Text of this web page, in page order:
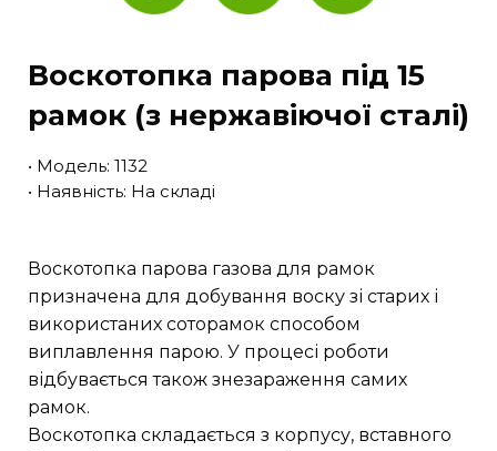
Воскотопка парова під 15
рамок (з нержавіючої сталі)
• Модель: 1132
• Наявність: На складі
Воскотопка парова газова для рамок
призначена для добування воску зі старих і
використаних соторамок способом
виплавлення парою. У процесі роботи
відбувається також знезараження самих
рамок.
Воскотопка складається з корпусу, вставного